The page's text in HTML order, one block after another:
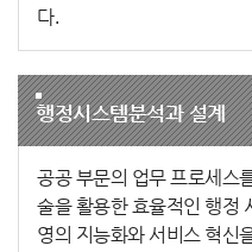
다.
행정시스템분석과 설계
공공 부문의 업무 프로세스
술을 활용한 효율적인 행정
영의 지능화와 서비스 혁신